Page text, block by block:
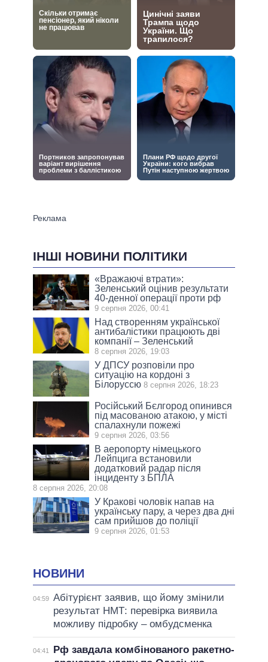
ІНШІ НОВИНИ ПОЛІТИКИ
«Вражаючі втрати»:
Зеленський оцінив результати
40-денної операції проти рф
9 серпня 2026, 00:41
Над створенням української
антибалістики працюють дві
компанії – Зеленський
8 серпня 2026, 19:03
У ДПСУ розповіли про
ситуацію на кордоні з
Білоруссю 8 серпня 2026, 18:23
Російський Бєлгород опинився
під масованою атакою, у місті
спалахнули пожежі
9 серпня 2026, 03:56
В аеропорту німецького
Лейпцига встановили
додатковий радар після
інциденту з БПЛА
8 серпня 2026, 20:08
У Кракові чоловік напав на
українську пару, а через два дні
сам прийшов до поліції
9 серпня 2026, 01:53
НОВИНИ
04:59 Абітурієнт заявив, що йому змінили
результат НМТ: перевірка виявила
можливу підробку – омбудсменка
04:41
Рф завдала комбінованого ракетно-